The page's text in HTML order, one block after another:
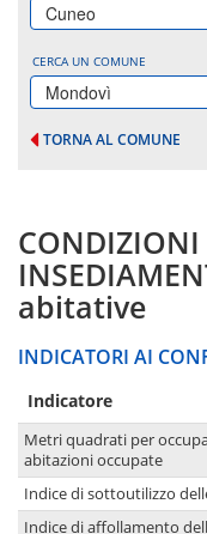
Cuneo
CERCA UN COMUNE
Mondovì
TORNA AL COMUNE
CONDIZIONI
abitative
INDICATORI AI
Indicatore
Metri quadrati per
abitazioni occupate
Indice di sottoutilizzo
Indice di affollamento